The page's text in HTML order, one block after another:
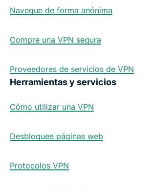
Navegue de forma anónima
Compre una VPN segura
Proveedores de servicios de VPN
Herramientas y servicios
Cómo utilizar una VPN
Desbloquee páginas web
Protocolos VPN